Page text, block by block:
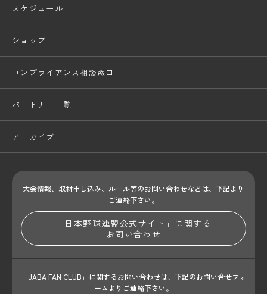
スケジュール
ショップ
コンプライアンス相談窓口
パートナー一覧
アーカイブ
大会情報、取材申し込み、ルール等のお問い合わせなどは、下記より
ご連絡下さい。
「日本野球連盟公式サイト」に関する
お問い合わせ
「JABA FAN CLUB」に関するお問い合わせは、 下記のお問い合せフォ
ームよりご連絡下さい。